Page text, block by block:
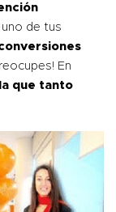
de tus
En
que tanto